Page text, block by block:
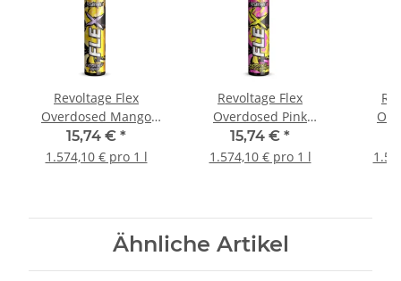
Revoltage Flex
Overdosed Mango
Longfill Aroma
15,74 € *
1.574,10 € pro 1 l
Revoltage Flex
Overdosed Pink
Lemonade Longfill
Aroma
15,74 € *
1.574,10 € pro 1 l
Ähnliche Artikel